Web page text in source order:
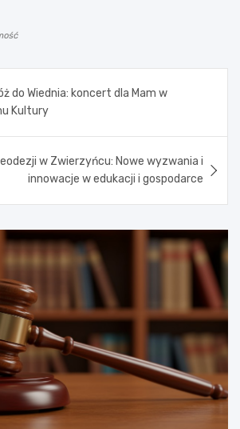
do Wiednia: koncert dla Mam w
Kultury
w Zwierzyńcu: Nowe wyzwania i
innowacje w edukacji i gospodarce